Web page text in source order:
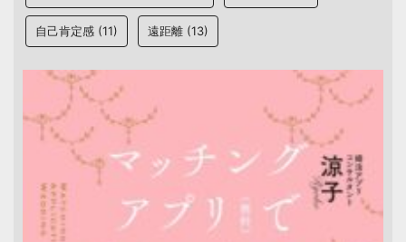
自己肯定感 (11) 遠距離 (13)